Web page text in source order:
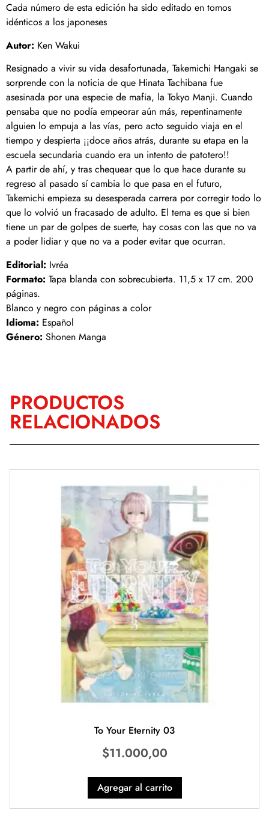
Cada número de esta edición ha sido editado en tomos
idénticos a los japoneses
Autor: Ken Wakui
Resignado a vivir su vida desafortunada, Takemichi Hangaki se
sorprende con la noticia de que Hinata Tachibana fue
asesinada por una especie de mafia, la Tokyo Manji. Cuando
pensaba que no podía empeorar aún más, repentinamente
alguien lo empuja a las vías, pero acto seguido viaja en el
tiempo y despierta ¡¡doce años atrás, durante su etapa en la
escuela secundaria cuando era un intento de patotero!!
A partir de ahí, y tras chequear que lo que hace durante su
regreso al pasado sí cambia lo que pasa en el futuro,
Takemichi empieza su desesperada carrera por corregir todo lo
que lo volvió un fracasado de adulto. El tema es que si bien
tiene un par de golpes de suerte, hay cosas con las que no va
a poder lidiar y que no va a poder evitar que ocurran.
Editorial: Ivréa
Formato: Tapa blanda con sobrecubierta. 11,5 x 17 cm. 200
páginas.
Blanco y negro con páginas a color
Idioma: Español
Género: Shonen Manga
PRODUCTOS
RELACIONADOS
To Your Eternity 03
$11.000,00
Agregar al carrito